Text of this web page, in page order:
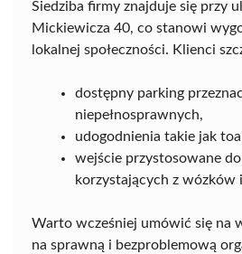
Siedziba firmy znajduje się przy
Mickiewicza 40, co stanowi
lokalnej społeczności. Klienci
dostępny parking
niepełnosprawnych,
udogodnienia takie jak
wejście przystosowane
korzystających z wózków
Warto wcześniej umówić się na
na sprawną i bezproblemową